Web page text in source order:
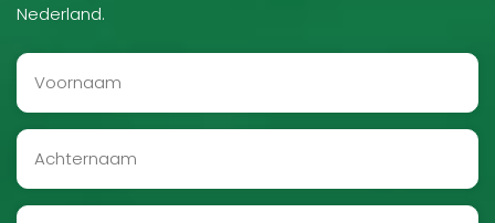
Nederland.